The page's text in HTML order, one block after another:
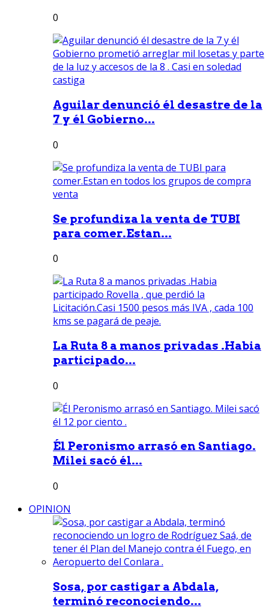
0
Aguilar denunció él desastre de la
7 y él Gobierno...
0
Se profundiza la venta de TUBI
para comer.Estan...
0
La Ruta 8 a manos privadas .Habia
participado...
0
Él Peronismo arrasó en Santiago.
Milei sacó él...
0
OPINION
Sosa, por castigar a Abdala,
terminó reconociendo...